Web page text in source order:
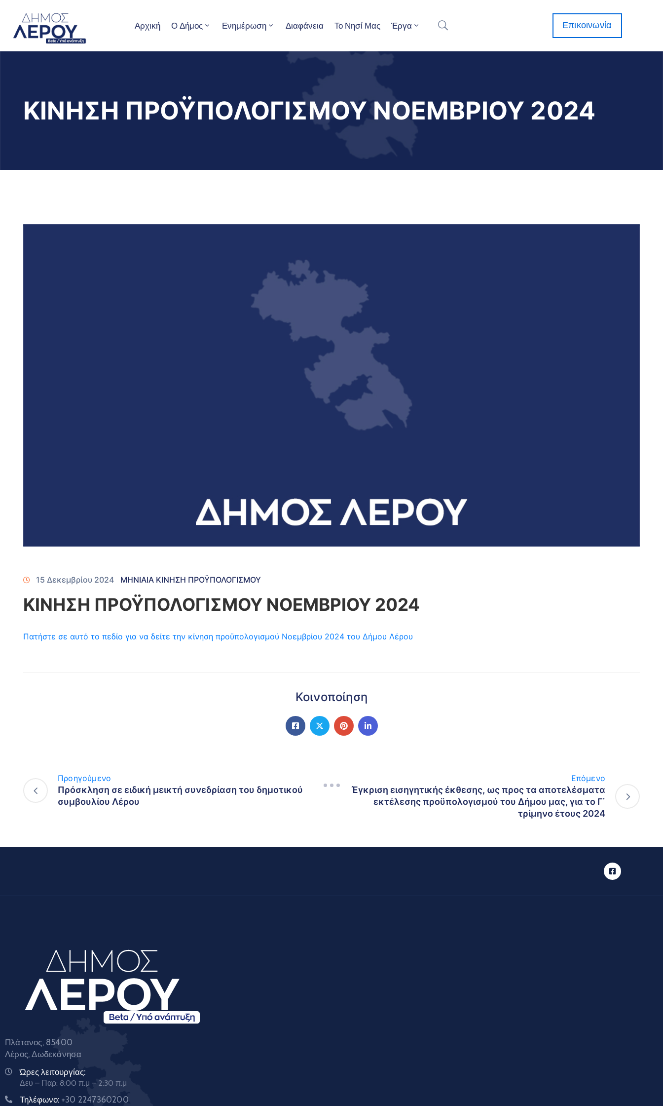
Αρχική Ο Δήμος Ενημέρωση Διαφάνεια Το Νησί Μας Έργα Επικοινωνία
ΚΙΝΗΣΗ ΠΡΟΫΠΟΛΟΓΙΣΜΟΥ ΝΟΕΜΒΡΙΟΥ 2024
15 Δεκεμβρίου 2024 ΜΗΝΙΑΙΑ ΚΙΝΗΣΗ ΠΡΟΫΠΟΛΟΓΙΣΜΟΥ
ΚΙΝΗΣΗ ΠΡΟΫΠΟΛΟΓΙΣΜΟΥ ΝΟΕΜΒΡΙΟΥ 2024
Πατήστε σε αυτό το πεδίο για να δείτε την κίνηση προϋπολογισμού Νοεμβρίου 2024 του Δήμου Λέρου
Κοινοποίηση
Προηγούμενο
Πρόσκληση σε ειδική μεικτή συνεδρίαση του δημοτικού
συμβουλίου Λέρου
Επόμενο
Έγκριση εισηγητικής έκθεσης, ως προς τα αποτελέσματα
εκτέλεσης προϋπολογισμού του Δήμου μας, για το Γ΄
τρίμηνο έτους 2024
Πλάτανος, 85400
Λέρος, Δωδεκάνησα
Ώρες λειτουργίας:
Δευ – Παρ: 8:00 π.μ – 2:30 π.μ
Τηλέφωνο: +30 2247360200